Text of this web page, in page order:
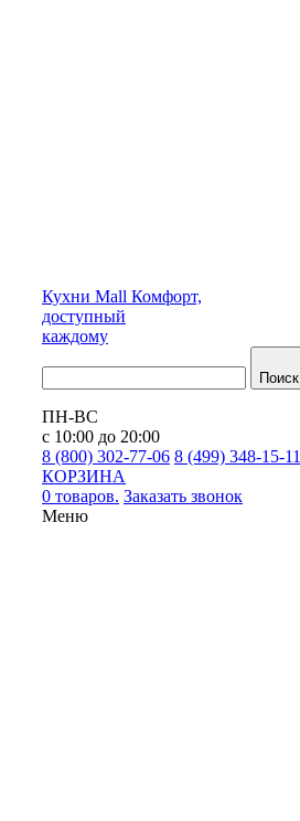
Кухни Mall Комфорт,
доступный
каждому
Поиск
ПН-ВС
с 10:00 до 20:00
8 (800) 302-77-06 8 (499) 348-15-11
КОРЗИНА
0 товаров. Заказать звонок
Меню